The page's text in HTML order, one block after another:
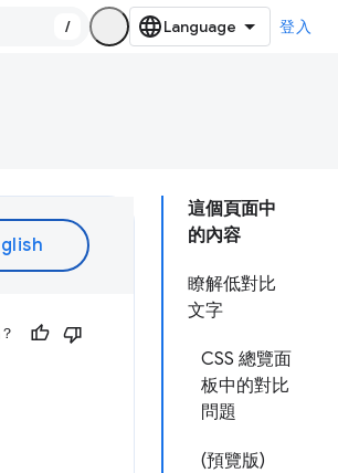
/ 登入
這個頁面中
的內容
瞭解低對比
文字
CSS 總覽面
板中的對比
問題
(預覽版)